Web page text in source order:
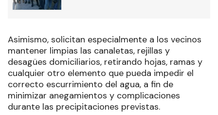
Asimismo, solicitan especialmente a los vecinos
mantener limpias las canaletas, rejillas y
desagües domiciliarios, retirando hojas, ramas y
cualquier otro elemento que pueda impedir el
correcto escurrimiento del agua, a fin de
minimizar anegamientos y complicaciones
durante las precipitaciones previstas.